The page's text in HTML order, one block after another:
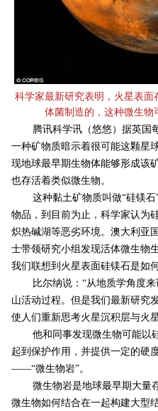
科学家最新研究表明，火星表
体菌制造的，这种微生物
腾讯科学讯（悠悠）据英国
一种矿物质暗示着很可能这颗星
现地球最早期生物体能够形成该
也存活着类似微生物。
这种黏土矿物质叫做“硅镁
物品，到目前为止，科学家认为
炽热碱湖等恶劣环境。澳大利亚
士带领研究小组发现活体微生物
我们联想到火星表面硅镁石是如
比尔纳说：“从地质学角度
山活动过程。但是我们最新研究
使人们重新思考火星沉积层与火
他和同事发现微生物可能以
起到保护作用，并提供一定的硬
——“微生物岩”。
微生物岩是地球最早期大量
微生物如何结合在一起构建大型